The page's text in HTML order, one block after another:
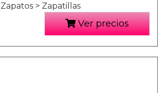
> Zapatillas
Ver precios